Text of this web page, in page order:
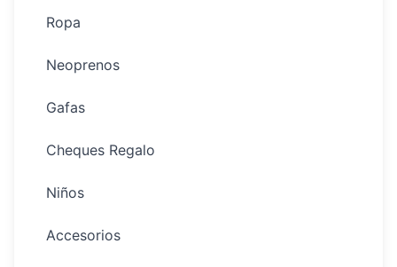
Ropa
Neoprenos
Gafas
Cheques Regalo
Niños
Accesorios